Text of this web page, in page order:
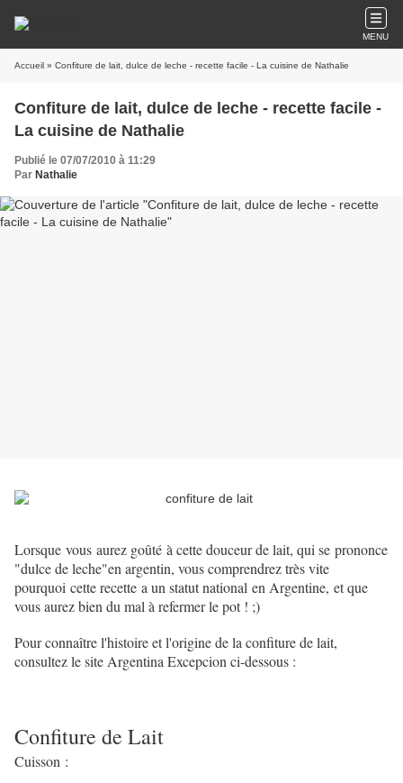
MENU
Accueil » Confiture de lait, dulce de leche - recette facile - La cuisine de Nathalie
Confiture de lait, dulce de leche - recette facile -
La cuisine de Nathalie
Publié le 07/07/2010 à 11:29
Par Nathalie
Lorsque vous aurez goûté à cette douceur de lait, qui se prononce
"dulce de leche"en argentin, vous comprendrez très vite
pourquoi cette recette a un statut national en Argentine, et que
vous aurez bien du mal à refermer le pot ! ;)
Pour connaître l'histoire et l'origine de la confiture de lait,
consultez le site Argentina Excepcion ci-dessous :
Confiture de Lait
Cuisson :